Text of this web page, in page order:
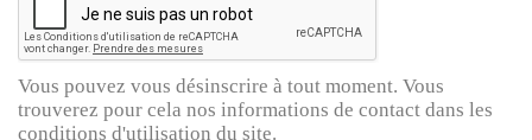
Vous pouvez vous désinscrire à tout moment. Vous
trouverez pour cela nos informations de contact dans les
conditions d'utilisation du site.